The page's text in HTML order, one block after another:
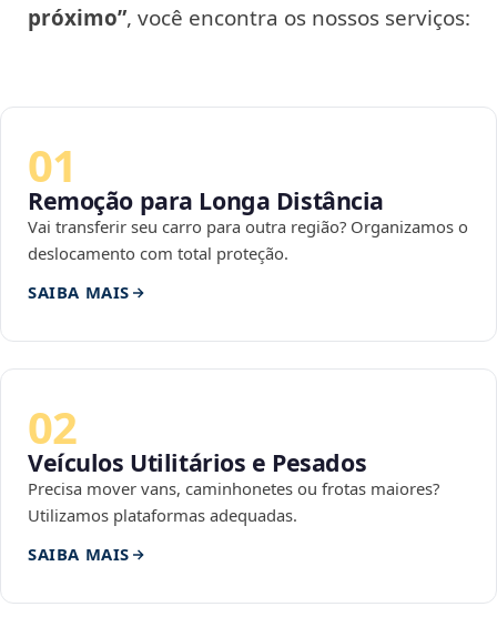
próximo”, você encontra os nossos serviços:
01
Remoção para Longa Distância
Vai transferir seu carro para outra região? Organizamos o
deslocamento com total proteção.
SAIBA MAIS
02
Veículos Utilitários e Pesados
Precisa mover vans, caminhonetes ou frotas maiores?
Utilizamos plataformas adequadas.
SAIBA MAIS